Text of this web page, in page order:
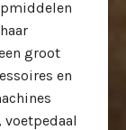
groot
en
voetpedaal